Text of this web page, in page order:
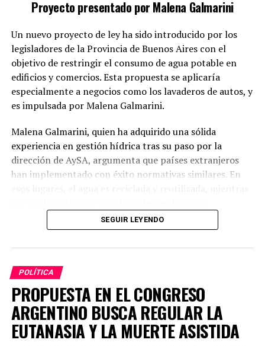
grave.
El proyecto sostiene que la protección de la intimidad
familiar no puede ser un obstáculo para la investigación
y la sanción de delitos que vulneran los derechos
fundamentales de las mujeres.
Conformidad con compromisos
internacionales
Además, la iniciativa tiene como meta alinear la
legislación argentina con los compromisos adquiridos
en la Convención de Belém do Pará y otros
demandan respuestas efectivas frente a la violencia de
En este contexto, el proyecto enfatiza que combatir la
impunidad no solo implica sancionar a los autores
directos de femicidios, sino también erradicar
normativas que puedan obstaculizar las investigaciones
o favorecer la falta de justicia.
Proyecto presentado por Malena Galmarini
Un nuevo proyecto de ley ha sido introducido por los
legisladores de la Provincia de Buenos Aires con el
objetivo de restringir el consumo de agua potable en
edificios y comercios. Esta propuesta se aplicaría
especialmente a negocios como los lavaderos de autos, y
es impulsada por Malena Galmarini.
Malena Galmarini, quien ha adquirido una sólida
experiencia en gestión hídrica tras su paso por la
dirección de AySA, argumenta que países extranjeros
han implementado con éxito normativas similares. En
especialmente en actividades como el lavado de
vehículos, donde se pierden miles de litros a diario.
SEGUIR LEYENDO
POLÍTICA
PROPUESTA EN EL CONGRESO
ARGENTINO BUSCA REGULAR LA
EUTANASIA Y LA MUERTE ASISTIDA